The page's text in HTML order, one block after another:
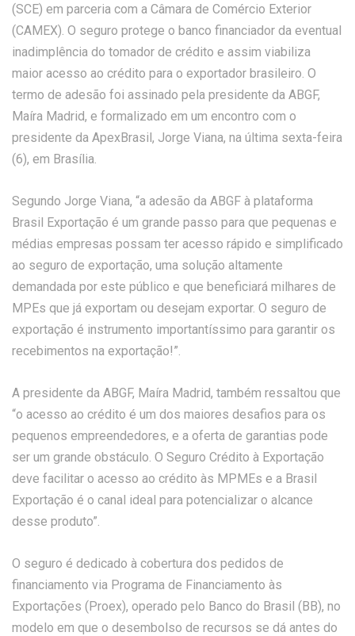
(SCE) em parceria com a Câmara de Comércio Exterior
(CAMEX). O seguro protege o banco financiador da eventual
inadimplência do tomador de crédito e assim viabiliza
maior acesso ao crédito para o exportador brasileiro. O
termo de adesão foi assinado pela presidente da ABGF,
Maíra Madrid, e formalizado em um encontro com o
presidente da ApexBrasil, Jorge Viana, na última sexta-feira
(6), em Brasília.
Segundo Jorge Viana, “a adesão da ABGF à plataforma
Brasil Exportação é um grande passo para que pequenas e
médias empresas possam ter acesso rápido e simplificado
ao seguro de exportação, uma solução altamente
demandada por este público e que beneficiará milhares de
MPEs que já exportam ou desejam exportar. O seguro de
exportação é instrumento importantíssimo para garantir os
recebimentos na exportação!”.
A presidente da ABGF, Maíra Madrid, também ressaltou que
“o acesso ao crédito é um dos maiores desafios para os
pequenos empreendedores, e a oferta de garantias pode
ser um grande obstáculo. O Seguro Crédito à Exportação
deve facilitar o acesso ao crédito às MPMEs e a Brasil
Exportação é o canal ideal para potencializar o alcance
desse produto”.
O seguro é dedicado à cobertura dos pedidos de
financiamento via Programa de Financiamento às
Exportações (Proex), operado pelo Banco do Brasil (BB), no
modelo em que o desembolso de recursos se dá antes do